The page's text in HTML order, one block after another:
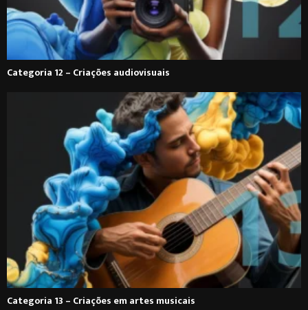
Categoria 12 – Criações audiovisuais
Categoria 13 – Criações em artes musicais